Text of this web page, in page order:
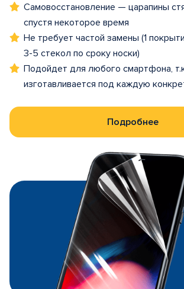
Самовосстановление — царапины
спустя некоторое время
Не требует частой замены (1
3-5 стекол по сроку носки)
Подойдет для любого смартфона,
изготавливается под каждую
Подробнее